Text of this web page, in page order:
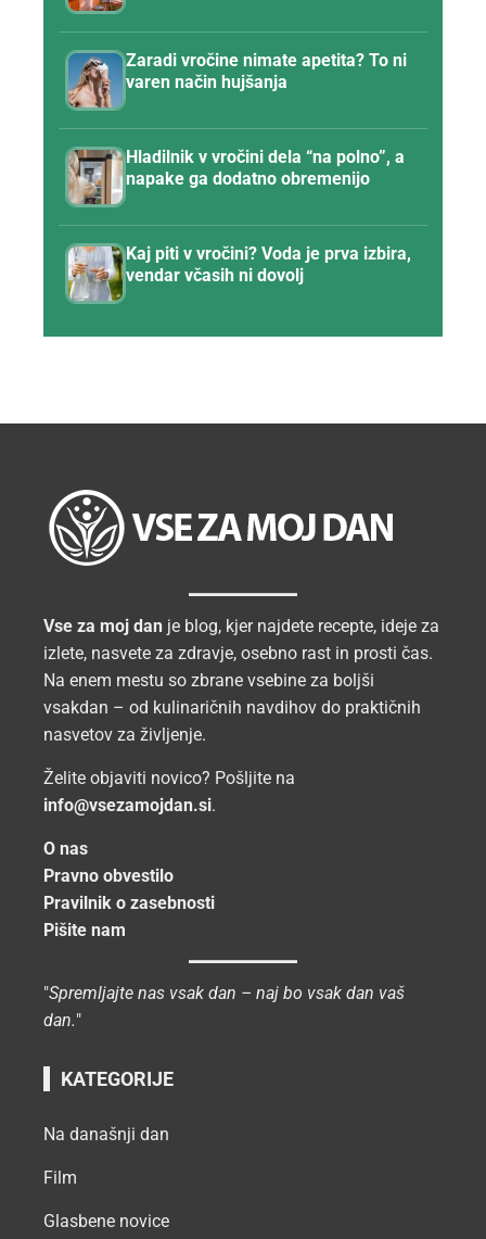
Zaradi vročine nimate apetita? To ni
varen način hujšanja
Hladilnik v vročini dela “na polno”, a
napake ga dodatno obremenijo
Kaj piti v vročini? Voda je prva izbira,
vendar včasih ni dovolj
Vse za moj dan je blog, kjer najdete recepte, ideje za
izlete, nasvete za zdravje, osebno rast in prosti čas.
Na enem mestu so zbrane vsebine za boljši
vsakdan – od kulinaričnih navdihov do praktičnih
nasvetov za življenje.
Želite objaviti novico? Pošljite na
info@vsezamojdan.si.
O nas
Pravno obvestilo
Pravilnik o zasebnosti
Pišite nam
"Spremljajte nas vsak dan – naj bo vsak dan vaš
dan."
KATEGORIJE
Na današnji dan
Film
Glasbene novice